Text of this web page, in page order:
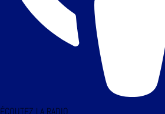
ÉCOUTEZ LA RADIO